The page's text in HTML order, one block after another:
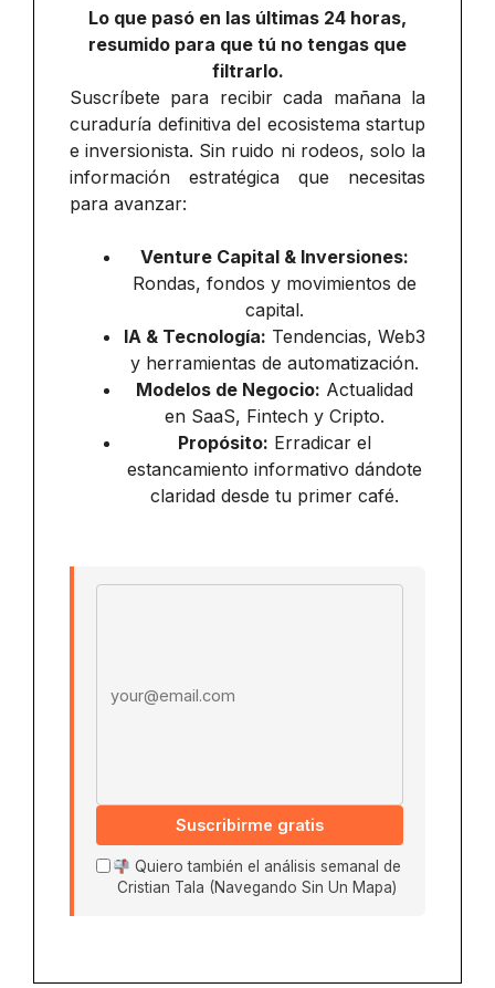
Lo que pasó en las últimas 24 horas,
resumido para que tú no tengas que
filtrarlo.
Suscríbete para recibir cada mañana la
curaduría definitiva del ecosistema startup
e inversionista. Sin ruido ni rodeos, solo la
información estratégica que necesitas
para avanzar:
Venture Capital & Inversiones:
Rondas, fondos y movimientos de
capital.
IA & Tecnología: Tendencias, Web3
y herramientas de automatización.
Modelos de Negocio: Actualidad
en SaaS, Fintech y Cripto.
Propósito: Erradicar el
estancamiento informativo dándote
claridad desde tu primer café.
Suscribirme gratis
Quiero también el análisis semanal de
Cristian Tala (Navegando Sin Un Mapa)